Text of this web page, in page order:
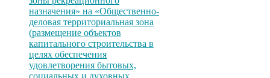
назначения» на «Общественно-
деловая территориальная зона
(размещение объектов
капитального строительства в
целях обеспечения
удовлетворения бытовых,
социальных и духовных